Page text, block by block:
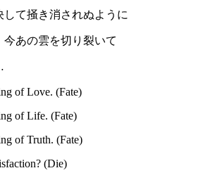
て掻き消されぬように
あの雲を切り裂いて
of Love. (Fate)
of Life. (Fate)
of Truth. (Fate)
(Die)